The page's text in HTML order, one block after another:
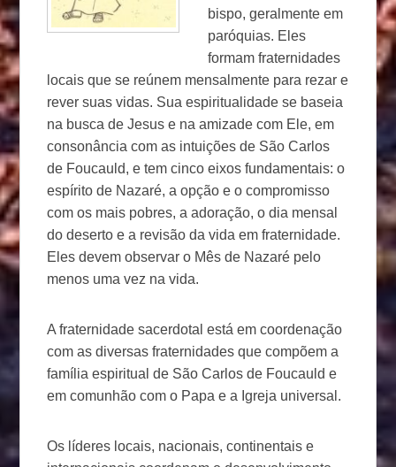
bispo, geralmente em
paróquias. Eles
formam fraternidades
locais que se reúnem mensalmente para rezar e
rever suas vidas. Sua espiritualidade se baseia
na busca de Jesus e na amizade com Ele, em
consonância com as intuições de São Carlos
de Foucauld, e tem cinco eixos fundamentais: o
espírito de Nazaré, a opção e o compromisso
com os mais pobres, a adoração, o dia mensal
do deserto e a revisão da vida em fraternidade.
Eles devem observar o Mês de Nazaré pelo
menos uma vez na vida.
A fraternidade sacerdotal está em coordenação
com as diversas fraternidades que compõem a
família espiritual de São Carlos de Foucauld e
em comunhão com o Papa e a Igreja universal.
Os líderes locais, nacionais, continentais e